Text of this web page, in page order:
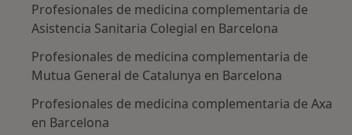
Profesionales de medicina complementaria de
Asistencia Sanitaria Colegial en Barcelona
Profesionales de medicina complementaria de
Mutua General de Catalunya en Barcelona
Profesionales de medicina complementaria de Axa
en Barcelona